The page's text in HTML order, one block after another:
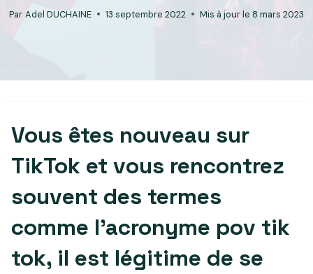
Par Adel DUCHAINE 13 septembre 2022 Mis à jour le 8 mars 2023
Vous êtes nouveau sur
TikTok et vous rencontrez
souvent des termes
comme l’acronyme pov tik
tok, il est légitime de se